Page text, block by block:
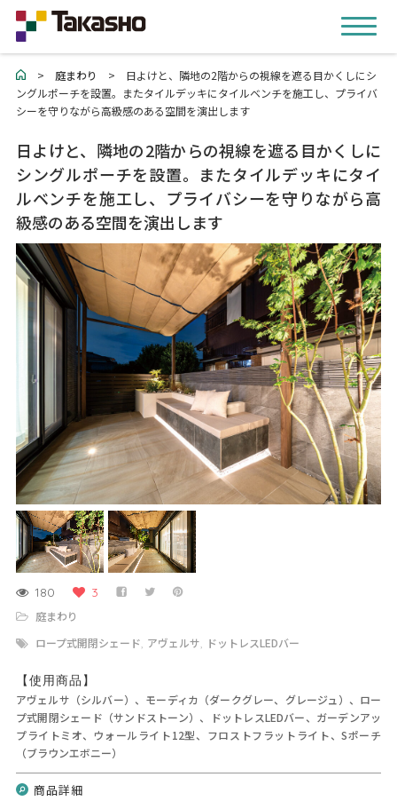
> 庭まわり > 日よけと、隣地の2階からの視線を遮る目かくしにシ
ングルポーチを設置。またタイルデッキにタイルベンチを施工し、プライバ
シーを守りながら高級感のある空間を演出します
日よけと、隣地の2階からの視線を遮る目かくしに
シングルポーチを設置。またタイルデッキにタイ
ルベンチを施工し、プライバシーを守りながら高
級感のある空間を演出します
180 3
庭まわり
ロープ式開閉シェード アヴェルサ ドットレスLEDバー
【使用商品】
アヴェルサ（シルバー）、モーディカ（ダークグレー、グレージュ）、ロー
プ式開閉シェード（サンドストーン）、ドットレスLEDバー、ガーデンアッ
プライトミオ、ウォールライト12型、フロストフラットライト、Sポーチ
（ブラウンエボニー）
商品詳細